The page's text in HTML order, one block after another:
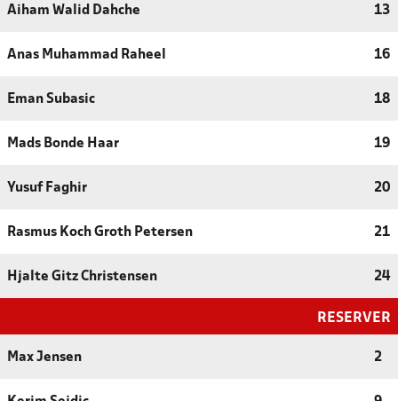
Aiham Walid Dahche 13
Anas Muhammad Raheel 16
Eman Subasic 18
Mads Bonde Haar 19
Yusuf Faghir 20
Rasmus Koch Groth Petersen 21
Hjalte Gitz Christensen 24
RESERVER
Max Jensen 2